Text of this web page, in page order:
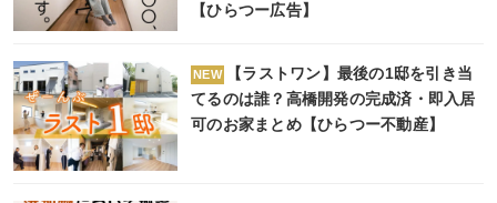
【ひらつー広告】
NEW
【ラストワン】最後の1邸を引き当
てるのは誰？高橋開発の完成済・即入居
可のお家まとめ【ひらつー不動産】